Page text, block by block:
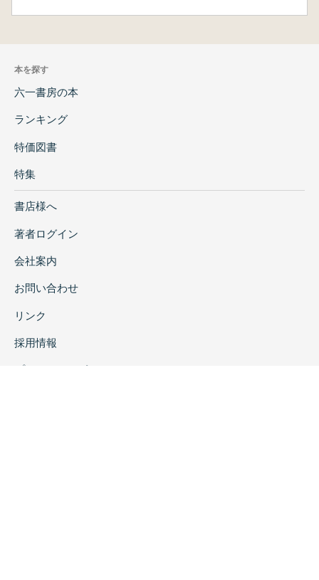
本を探す
六一書房の本
ランキング
特価図書
特集
書店様へ
著者ログイン
会社案内
お問い合わせ
リンク
採用情報